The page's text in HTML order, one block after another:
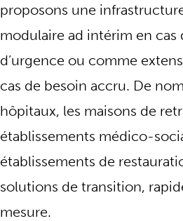
proposons une
modulaire ad intérim en
d’urgence ou comme
cas de besoin accru. De
hôpitaux, les maisons de
établissements médico-
établissements de
solutions de transition,
mesure.